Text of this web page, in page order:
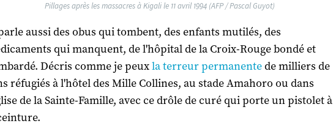
Pillages après les massacres à Kigali le 11 avril 1994 (AFP / Pascal Guyot)
aussi des obus qui tombent, des enfants mutilés, des
qui manquent, de l'hôpital de la Croix-Rouge bondé et
Décris comme je peuxla terreur permanentede milliers de
réfugiés à l'hôtel des Mille Collines, au stade Amahoro ou dans
de la Sainte-Famille, avec ce drôle de curé qui porte un pistolet à